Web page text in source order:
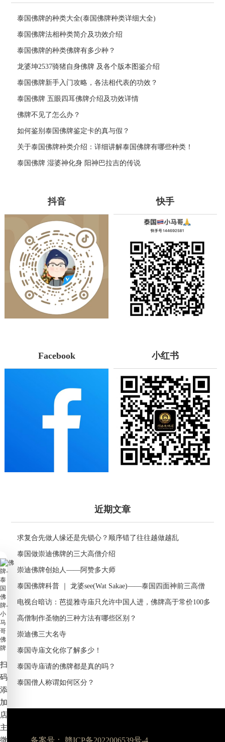
泰国佛牌的种类大全(泰国佛牌种类详细大全)
泰国佛牌法相种类简介及功效介绍
泰国佛牌的种类佛牌有多少种？
龙婆坤2537骑猪自身佛牌 及各个版本图鉴介绍
泰国佛牌新手入门攻略，各法相代表的功效？
泰国佛牌 五眼四耳佛牌介绍及功效详情
佛牌不见了怎么办？
如何鉴别泰国佛牌鉴定卡的真与假？
关于泰国佛牌种类介绍：详细讲解泰国佛牌有哪些种类！
泰国佛牌 湿婆神化身 阳神巴拉吉的传说
抖音 快手
Facebook 小红书
近期文章
求复合先做人缘还是先锁心？顺序错了往往越做越乱
泰国做崇迪佛牌的三大高僧介绍
崇迪佛牌创始人——阿赞多大师
泰国佛牌科普 ｜ 龙婆see(Wat Sakae)——泰国四面神前三高僧
电视台暗访：芭提雅寺庙只允许中国人进，佛牌高于常价100多
倍！
高僧制作圣物的三种方法有哪些区别？
崇迪佛三大名寺
泰国寺庙文化你了解多少！
泰国寺庙请的佛牌都是真的吗？
泰国僧人称谓如何区分？
扫
码
添
加
店
主
微